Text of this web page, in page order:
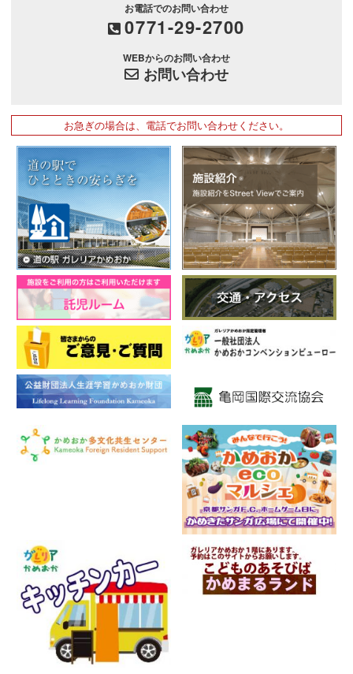
お電話でのお問い合わせ
0771-29-2700
WEBからのお問い合わせ
お問い合わせ
お急ぎの場合は、電話でお問い合わせください。